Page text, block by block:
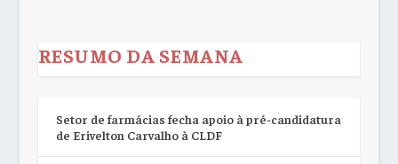
RESUMO DA SEMANA
Setor de farmácias fecha apoio à pré-candidatura
de Erivelton Carvalho à CLDF